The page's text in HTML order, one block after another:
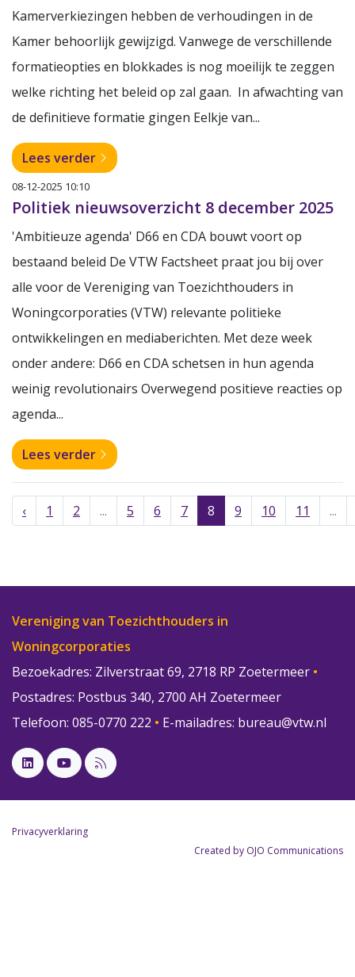
Kamerverkiezingen hebben de verhoudingen in de
Kamer behoorlijk gewijzigd. Vanwege de verschillende
formatieopties en blokkades is nog moeilijk te zeggen
welke richting het beleid op zal gaan. In afwachting van
de definitieve formatie gingen Eelkje van...
Lees verder
08-12-2025 10:10
Politiek nieuwsoverzicht 8 december 2025
'Ambitieuze agenda' D66 en CDA bouwt voort op
bestaand beleid De VTW Factsheet praat jou bij over
alle voor de Vereniging van Toezichthouders in
Woningcorporaties (VTW) relevante politieke
ontwikkelingen en mediaberichten. Met deze week
onder andere: D66 en CDA schetsen in hun agenda
weinig revolutionairs Overwegend positieve reacties op
agenda...
Lees verder
‹ 1 2 ... 5 6 7 8 9 10 11 ...
Vereniging van Toezichthouders in
Woningcorporaties
Bezoekadres: Zilverstraat 69, 2718 RP Zoetermeer •
Postadres: Postbus 340, 2700 AH Zoetermeer
Telefoon: 085-0770 222 • E-mailadres: bureau@vtw.nl
Privacyverklaring
Created by OJO Communications